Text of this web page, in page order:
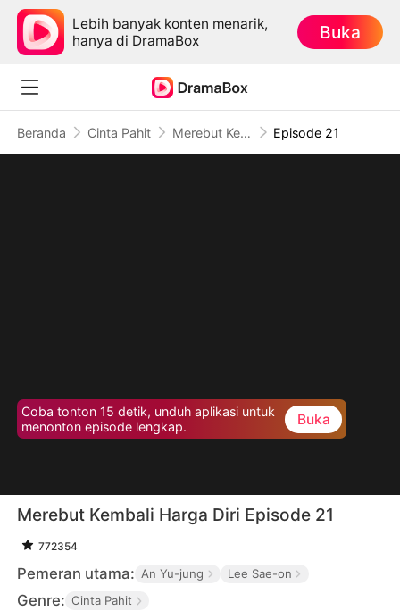
Lebih banyak konten menarik,
hanya di DramaBox
Buka
Beranda Cinta Pahit Merebut Kembali Harga Diri Episode 21
Coba tonton 15 detik, unduh aplikasi untuk
menonton episode lengkap.
Buka
Merebut Kembali Harga Diri Episode 21
772354
Pemeran utama: An Yu-jung Lee Sae-on
Genre: Cinta Pahit